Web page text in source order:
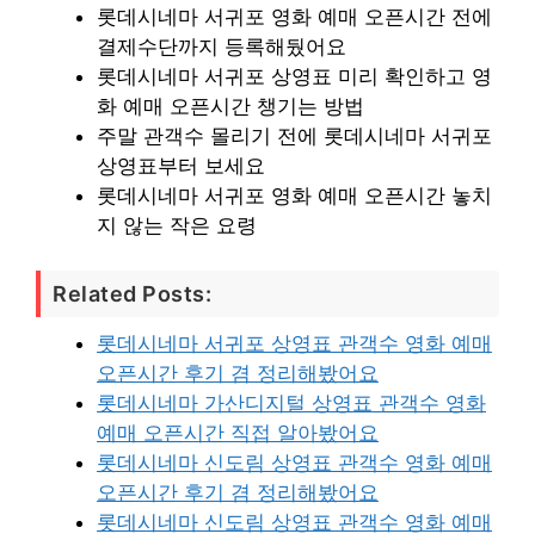
롯데시네마 서귀포 영화 예매 오픈시간 전에
결제수단까지 등록해뒀어요
롯데시네마 서귀포 상영표 미리 확인하고 영
화 예매 오픈시간 챙기는 방법
주말 관객수 몰리기 전에 롯데시네마 서귀포
상영표부터 보세요
롯데시네마 서귀포 영화 예매 오픈시간 놓치
지 않는 작은 요령
Related Posts:
롯데시네마 서귀포 상영표 관객수 영화 예매
오픈시간 후기 겸 정리해봤어요
롯데시네마 가산디지털 상영표 관객수 영화
예매 오픈시간 직접 알아봤어요
롯데시네마 신도림 상영표 관객수 영화 예매
오픈시간 후기 겸 정리해봤어요
롯데시네마 신도림 상영표 관객수 영화 예매